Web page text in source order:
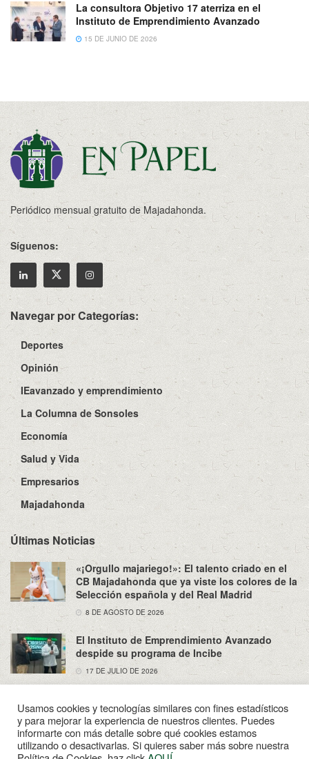
La consultora Objetivo 17 aterriza en el
Instituto de Emprendimiento Avanzado
15 DE JUNIO DE 2026
Periódico mensual gratuito de Majadahonda.
Síguenos:
Navegar por Categorías:
Deportes
Opinión
IEavanzado y emprendimiento
La Columna de Sonsoles
Economía
Salud y Vida
Empresarios
Majadahonda
Últimas Noticias
«¡Orgullo majariego!»: El talento criado en el
CB Majadahonda que ya viste los colores de la
Selección española y del Real Madrid
8 DE AGOSTO DE 2026
El Instituto de Emprendimiento Avanzado
despide su programa de Incibe
17 DE JULIO DE 2026
Sobre Nosotros Política de Privacidad
Aviso Legal
Usamos cookies y tecnologías similares con fines estadísticos
y para mejorar la experiencia de nuestros clientes. Puedes
informarte con más detalle sobre qué cookies estamos
utilizando o desactivarlas. Si quieres saber más sobre nuestra